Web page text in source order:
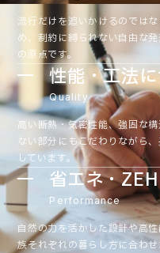
流行だけを追いかけるのでは
め、制約に縛られない自由な
の原点です。
性能・工法
Quality
高い断熱・気密性能、強固な
ない部分にもこだわりながら
しています。
省エネ・ZEH
Performance
自然の力を活かした設計や高
族それぞれの暮らし方に合わ